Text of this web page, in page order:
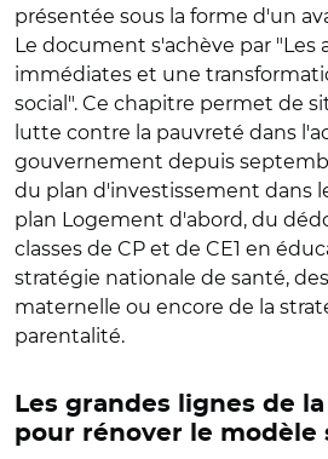
présentée sous la forme d'un
Le document s'achève par "Les
immédiates et une
social". Ce chapitre permet de
lutte contre la pauvreté dans
gouvernement depuis
du plan d'investissement dans
plan Logement d'abord, du
classes de CP et de CE1 en
stratégie nationale de santé,
maternelle ou encore de la
parentalité.
Les grandes lignes de
pour rénover le modèle